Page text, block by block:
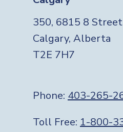
350, 6815 8
Calgary, Alberta
T2E 7H7
Phone: 403-265-
Toll Free: 1-800-